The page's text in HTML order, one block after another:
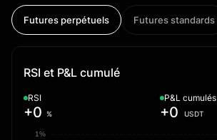
Futures perpétuels Futures standards
RSI et P&L cumulé
RSI
+0 %
P&L cumulés
+0 USDT
1%